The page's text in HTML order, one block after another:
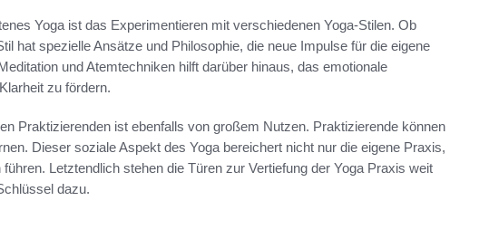
Yoga ist das Experimentieren mit verschiedenen Yoga-Stilen. Ob
hat spezielle Ansätze und Philosophie, die neue Impulse für die eigene
und Atemtechniken hilft darüber hinaus, das emotionale
zu fördern.
Praktizierenden ist ebenfalls von großem Nutzen. Praktizierende können
Dieser soziale Aspekt des Yoga bereichert nicht nur die eigene Praxis,
Letztendlich stehen die Türen zur Vertiefung der Yoga Praxis weit
dazu.